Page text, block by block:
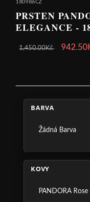
180986CZ
PRSTEN
ELEGANCE -
1,450.00Kč
BARVA
Žádná Barva
KOVY
PANDORA Rose